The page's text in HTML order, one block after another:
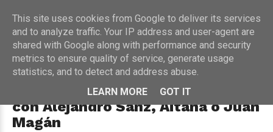
HOME›CONCIERTOS
Llega la segunda edición del
CaixaBank Polo Music Festival
con Alejandro Sanz, Aitana o Juan
Magán
This site uses cookies from Google to deliver its services
and to analyze traffic. Your IP address and user-agent are
shared with Google along with performance and security
metrics to ensure quality of service, generate usage
statistics, and to detect and address abuse.
LEARN MORE
GOT IT